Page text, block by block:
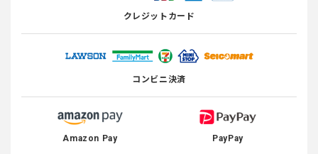
クレジットカード
コンビニ決済
Amazon Pay PayPay